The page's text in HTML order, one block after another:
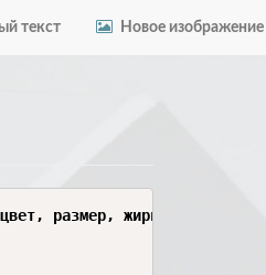
текст Новое изображение
размер, жирность) из